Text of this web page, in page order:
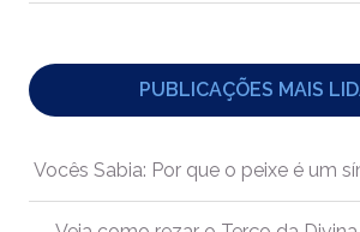
PUBLICAÇÕES MAIS
Vocês Sabia: Por que o peixe é um